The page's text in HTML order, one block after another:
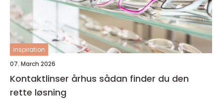
inspiration
07. March 2026
Kontaktlinser århus sådan finder du den
rette løsning